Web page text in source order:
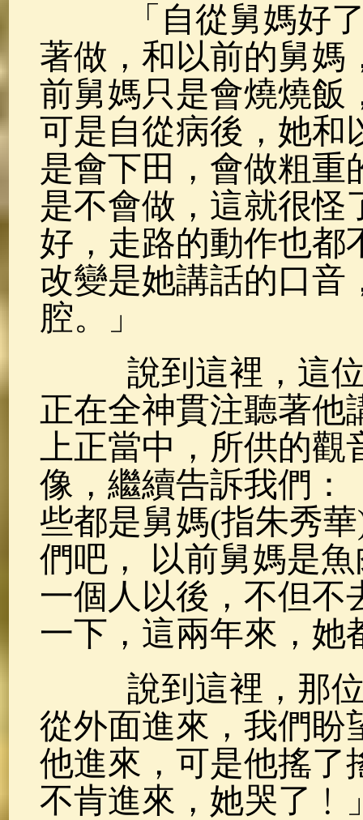
「自從舅媽好了
著做，和以前的舅媽
前舅媽只是會燒燒飯
可是自從病後，她和
是會下田，會做粗重
是不會做，這就很怪
好，走路的動作也都
改變是她講話的口音
腔。」
說到這裡，這位
正在全神貫注聽著他
上正當中，所供的
像，繼續告訴我們：
些都是舅媽(指朱秀
們吧， 以前舅媽是
一個人以後，不但不
一下，這兩年來，她
說到這裡，那位
從外面進來，我們盼
他進來，可是他搖了
不肯進來，她哭了﹗